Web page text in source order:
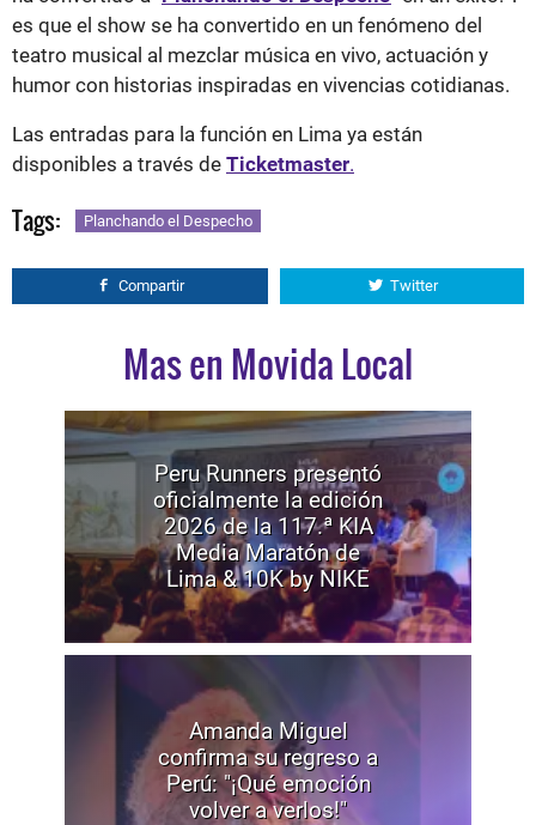
es que el show se ha convertido en un fenómeno del
teatro musical al mezclar música en vivo, actuación y
humor con historias inspiradas en vivencias cotidianas.
Las entradas para la función en Lima ya están
disponibles a través de Ticketmaster.
Tags: Planchando el Despecho
Compartir Twitter
Mas en Movida Local
Peru Runners presentó
oficialmente la edición
2026 de la 117.ª KIA
Media Maratón de
Lima & 10K by NIKE
Amanda Miguel
confirma su regreso a
Perú: "¡Qué emoción
volver a verlos!"